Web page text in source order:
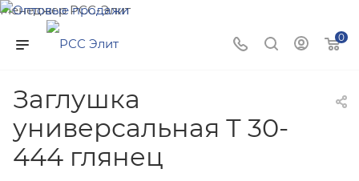
Менеджер РСС-Элит
Напишите нам и мы поможем подобрать товар именно
для Вас!
0
Заглушка
универсальная Т 30-
444 глянец